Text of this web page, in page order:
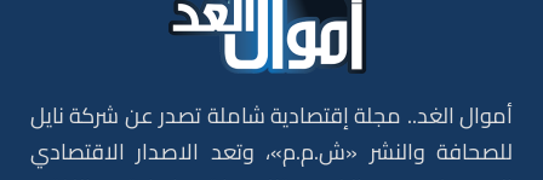
أموال الغد.. مجلة إقتصادية شاملة تصدر عن شركة نايل
للصحافة والنشر «ش.م.م»، وتعد الاصدار الاقتصادي